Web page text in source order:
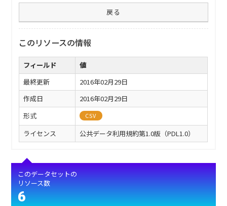
戻る
このリソースの情報
フィールド
値
最終更新
2016年02月29日
作成日
2016年02月29日
形式
CSV
ライセンス 公共データ利用規約第1.0版（PDL1.0）
このデータセットの
リソース数
6